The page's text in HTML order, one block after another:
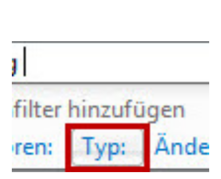
Angstzuständen ihrer Mitglieder. Dafür könnte es Gründe
geben, die weitgehend noch im Dunkeln zu liegen scheinen.